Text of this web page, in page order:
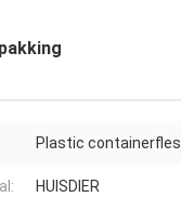
Plastic containerfles
HUISDIER